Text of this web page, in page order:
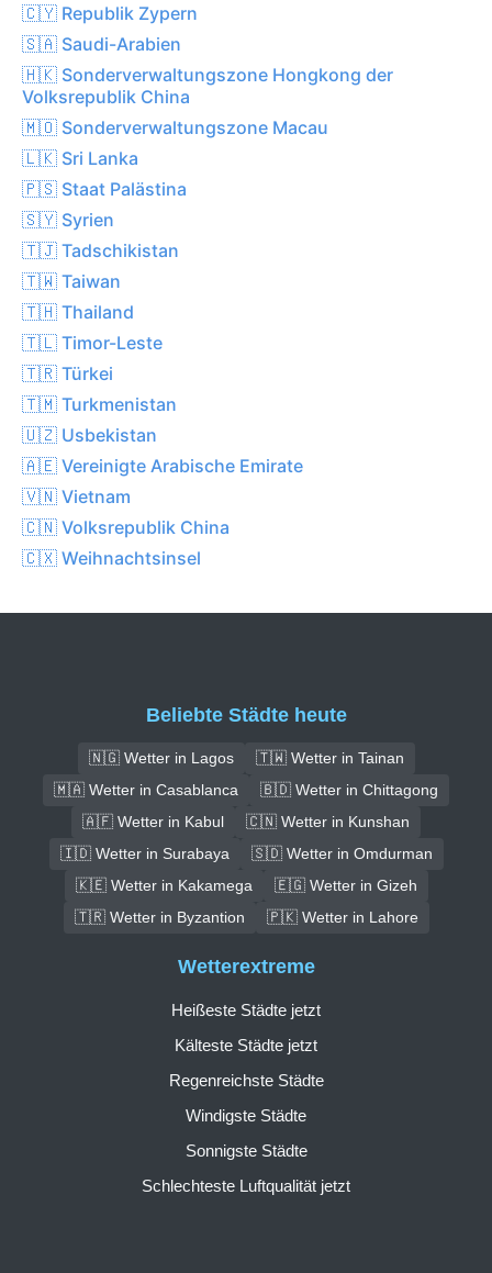
🇨🇾 Republik Zypern
🇸🇦 Saudi-Arabien
🇭🇰 Sonderverwaltungszone Hongkong der
Volksrepublik China
🇲🇴 Sonderverwaltungszone Macau
🇱🇰 Sri Lanka
🇵🇸 Staat Palästina
🇸🇾 Syrien
🇹🇯 Tadschikistan
🇹🇼 Taiwan
🇹🇭 Thailand
🇹🇱 Timor-Leste
🇹🇷 Türkei
🇹🇲 Turkmenistan
🇺🇿 Usbekistan
🇦🇪 Vereinigte Arabische Emirate
🇻🇳 Vietnam
🇨🇳 Volksrepublik China
🇨🇽 Weihnachtsinsel
Beliebte Städte heute
🇳🇬 Wetter in Lagos
🇹🇼 Wetter in Tainan
🇲🇦 Wetter in Casablanca
🇧🇩 Wetter in Chittagong
🇦🇫 Wetter in Kabul
🇨🇳 Wetter in Kunshan
🇮🇩 Wetter in Surabaya
🇸🇩 Wetter in Omdurman
🇰🇪 Wetter in Kakamega
🇪🇬 Wetter in Gizeh
🇹🇷 Wetter in Byzantion
🇵🇰 Wetter in Lahore
Wetterextreme
Heißeste Städte jetzt
Kälteste Städte jetzt
Regenreichste Städte
Windigste Städte
Sonnigste Städte
Schlechteste Luftqualität jetzt